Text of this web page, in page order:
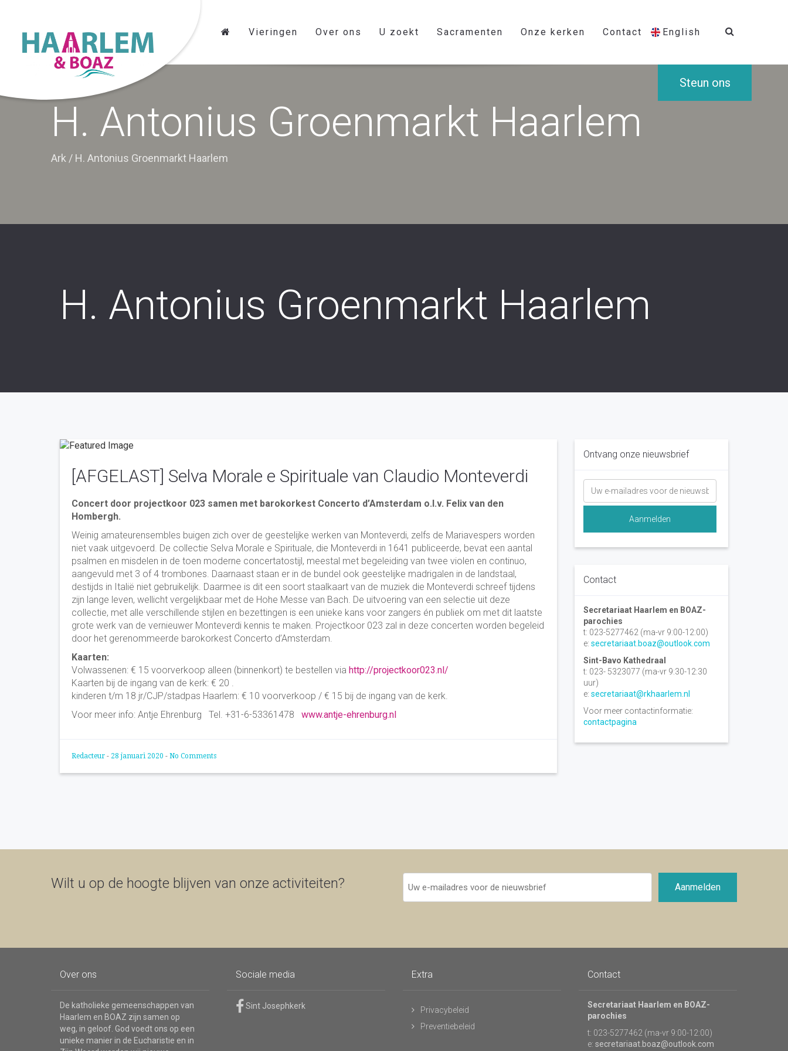
Vieringen Over ons U zoekt Sacramenten Onze kerken Contact English
Steun ons
H. Antonius Groenmarkt Haarlem
Ark / H. Antonius Groenmarkt Haarlem
H. Antonius Groenmarkt Haarlem
[AFGELAST] Selva Morale e Spirituale van Claudio Monteverdi
Concert door projectkoor 023 samen met barokorkest Concerto d’Amsterdam o.l.v. Felix van den
Hombergh.
Weinig amateurensembles buigen zich over de geestelijke werken van Monteverdi, zelfs de Mariavespers worden
niet vaak uitgevoerd. De collectie Selva Morale e Spirituale, die Monteverdi in 1641 publiceerde, bevat een aantal
psalmen en misdelen in de toen moderne concertatostijl, meestal met begeleiding van twee violen en continuo,
aangevuld met 3 of 4 trombones. Daarnaast staan er in de bundel ook geestelijke madrigalen in de landstaal,
destijds in Italië niet gebruikelijk. Daarmee is dit een soort staalkaart van de muziek die Monteverdi schreef tijdens
zijn lange leven, wellicht vergelijkbaar met de Hohe Messe van Bach. De uitvoering van een selectie uit deze
collectie, met alle verschillende stijlen en bezettingen is een unieke kans voor zangers én publiek om met dit laatste
grote werk van de vernieuwer Monteverdi kennis te maken. Projectkoor 023 zal in deze concerten worden begeleid
door het gerenommeerde barokorkest Concerto d’Amsterdam.
Kaarten:
Volwassenen: € 15 voorverkoop alleen (binnenkort) te bestellen via http://projectkoor023.nl/
Kaarten bij de ingang van de kerk: € 20 .
kinderen t/m 18 jr/CJP/stadpas Haarlem: € 10 voorverkoop / € 15 bij de ingang van de kerk.
Voor meer info: Antje Ehrenburg Tel. +31-6-53361478 www.antje-ehrenburg.nl
Redacteur - 28 januari 2020 - No Comments
Ontvang onze nieuwsbrief
Contact
Secretariaat Haarlem en BOAZ-
parochies
t: 023-5277462 (ma-vr 9:00-12:00)
e: secretariaat.boaz@outlook.com
Sint-Bavo Kathedraal
t: 023- 5323077 (ma-vr 9:30-12:30
uur)
e: secretariaat@rkhaarlem.nl
Voor meer contactinformatie:
contactpagina
Wilt u op de hoogte blijven van onze activiteiten?
Uw
e-
mailadres
Aanmelden
Over ons
De katholieke gemeenschappen van
Haarlem en BOAZ zijn samen op
weg, in geloof. God voedt ons op een
unieke manier in de Eucharistie en in
Sociale media
Sint Josephkerk
Extra
Privacybeleid
Preventiebeleid
Contact
Secretariaat Haarlem en BOAZ-
parochies
t: 023-5277462 (ma-vr 9:00-12:00)
e: secretariaat.boaz@outlook.com